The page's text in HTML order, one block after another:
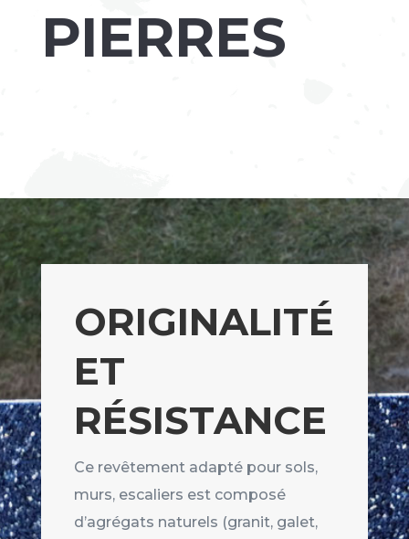
PIERRES
ORIGINALITÉ
ET
RÉSISTANCE
Ce revêtement adapté pour sols,
murs, escaliers est composé
d’agrégats naturels (granit, galet,